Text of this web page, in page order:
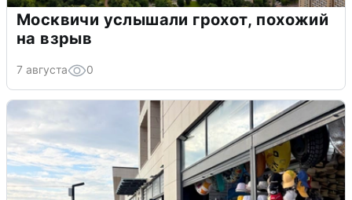
Москвичи услышали грохот, похожий
на взрыв
7 августа 0